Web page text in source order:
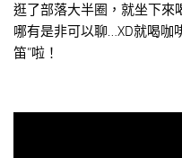
逛了部落大半圈，就坐下來
哪有是非可以聊…XD就喝咖
笛”啦！